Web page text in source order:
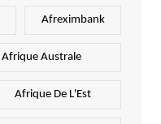
Afreximbank
Afrique Australe
Afrique De L'Est